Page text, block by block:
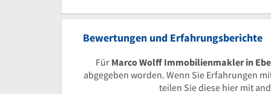
Bewertungen und Erfahrungsberichte
Für Marco Wolff Immobilienmakler in
abgegeben worden. Wenn Sie Erfahrungen
teilen Sie diese hier mit